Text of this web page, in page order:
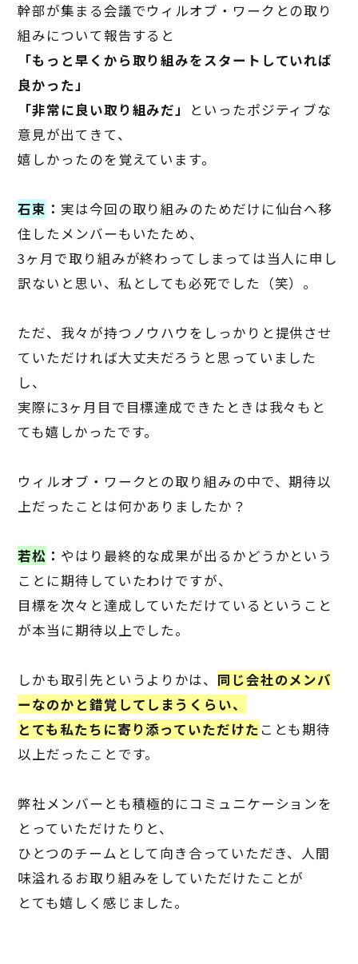
幹部が集まる会議でウィルオブ・ワークとの取り
組みについて報告すると
「もっと早くから取り組みをスタートしていれば
良かった」
「非常に良い取り組みだ」
といったポジティブな
意見が出てきて、
嬉しかったのを覚えています。
石束 ： 実は今回の取り組みのためだけに仙台へ移
住したメンバーもいたため、
3ヶ月で取り組みが終わってしまっては当人に申し
訳ないと思い、私としても必死でした（笑）。
ただ、我々が持つノウハウをしっかりと提供させ
ていただければ大丈夫だろうと思っていました
し、
実際に3ヶ月目で目標達成できたときは我々もと
ても嬉しかったです。
ウィルオブ・ワークとの取り組みの中で、期待以
上だったことは何かありましたか？
若松 ： やはり最終的な成果が出るかどうかという
ことに期待していたわけですが、
目標を次々と達成していただけているということ
が本当に期待以上でした。
しかも取引先というよりかは、 同じ会社のメンバ
ーなのかと錯覚してしまうくらい、
とても私たちに寄り添っていただけた ことも期待
以上だったことです。
弊社メンバーとも積極的にコミュニケーションを
とっていただけたりと、
ひとつのチームとして向き合っていただき、人間
味溢れるお取り組みをしていただけたことが
とても嬉しく感じました。